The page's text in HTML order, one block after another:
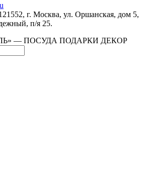
г. Москва, ул. Оршанская, дом 5,
п/я 25.
— ПОСУДА ПОДАРКИ ДЕКОР